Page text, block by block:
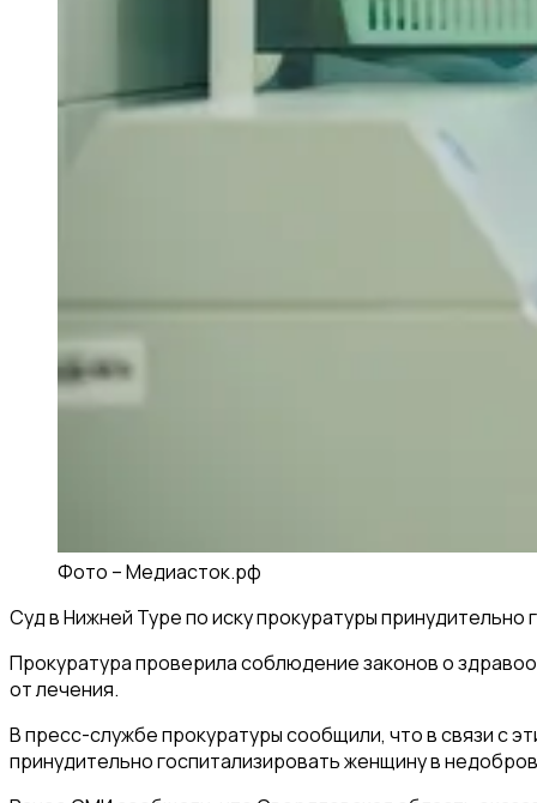
Фото –Медиасток.рф
Суд в Нижней Туре по иску прокуратуры
Прокуратура проверила соблюдение законов о
от лечения.
В пресс-службе прокуратуры сообщили, что в связи с
принудительно госпитализировать женщину в